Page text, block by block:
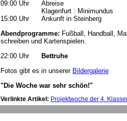
09:00 Uhr
15:00 Uhr
Abreise
Klagenfurt : Minimundus
Ankunft in Steinberg
Abendprogramme: Fußball, Handball,
schreiben und Kartenspielen.
22:00 Uhr
Bettruhe
Fotos gibt es in unserer Bildergalerie
"Die Woche war sehr schön!"
Verlinkte Artikel: Projektwoche der 4.